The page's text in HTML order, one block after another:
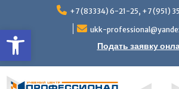
Открыть панель
содержимому
+7 (83334) 6-21-25, +7 (951)
ukk-
Подать заявку